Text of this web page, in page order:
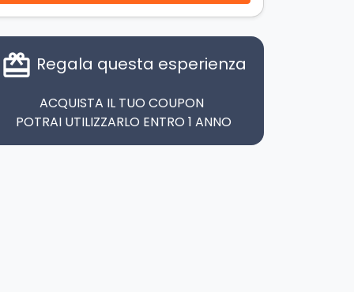
card_giftcard Regala questa esperienza
ACQUISTA IL TUO COUPON
POTRAI UTILIZZARLO ENTRO 1 ANNO